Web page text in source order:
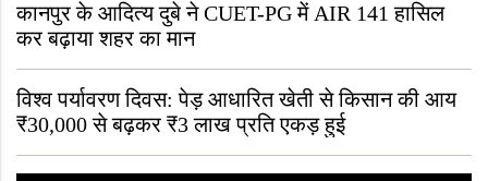
कानपुर के आदित्य दुबे ने CUET-PG में AIR 141 हासिल
कर बढ़ाया शहर का मान
विश्व पर्यावरण दिवस: पेड़ आधारित खेती से किसान की आय
₹30,000 से बढ़कर ₹3 लाख प्रति एकड़ हुई